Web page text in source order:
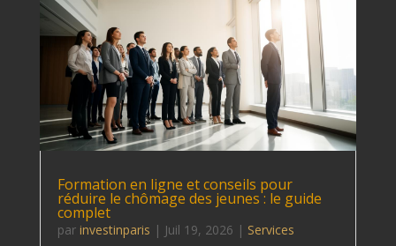
Formation en ligne et conseils pour
réduire le chômage des jeunes : le guide
complet
par investinparis | Juil 19, 2026 | Services